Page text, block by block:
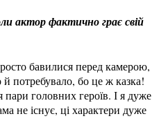
актор фактично грає свій
бавилися перед камерою,
потребувало, бо це ж казка!
головних героїв. І я дуже
не існує, ці характери дуже